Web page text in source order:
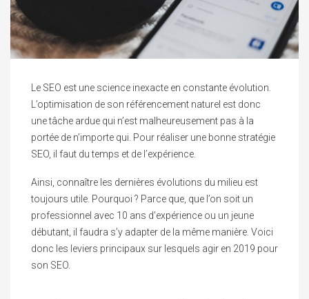
Le SEO est une science inexacte en constante évolution.
L’optimisation de son référencement naturel est donc
une tâche ardue qui n’est malheureusement pas à la
portée de n’importe qui. Pour réaliser une bonne stratégie
SEO, il faut du temps et de l’expérience.
Ainsi, connaître les dernières évolutions du milieu est
toujours utile. Pourquoi ? Parce que, que l’on soit un
professionnel avec 10 ans d’expérience ou un jeune
débutant, il faudra s’y adapter de la même manière. Voici
donc les leviers principaux sur lesquels agir en 2019 pour
son SEO.